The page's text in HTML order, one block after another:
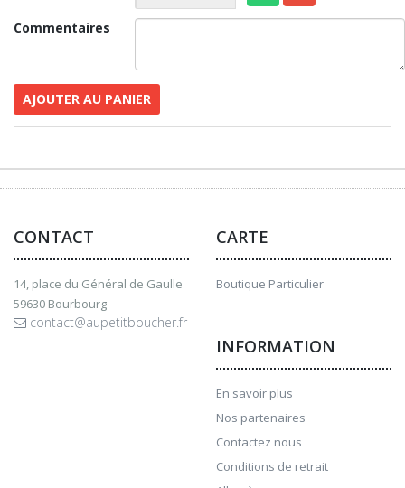
Commentaires
AJOUTER AU PANIER
CONTACT
14, place du Général de Gaulle
59630 Bourbourg
contact@aupetitboucher.fr
CARTE
Boutique Particulier
INFORMATION
En savoir plus
Nos partenaires
Contactez nous
Conditions de retrait